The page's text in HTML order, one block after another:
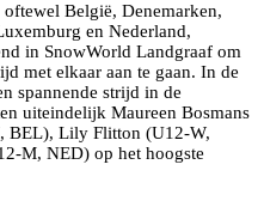
oftewel België, Denemarken,
en Nederland,
in SnowWorld Landgraaf om
met elkaar aan te gaan. In de
spannende strijd in de
uiteindelijk Maureen Bosmans
BEL), Lily Flitton (U12-W,
M, NED) op het hoogste